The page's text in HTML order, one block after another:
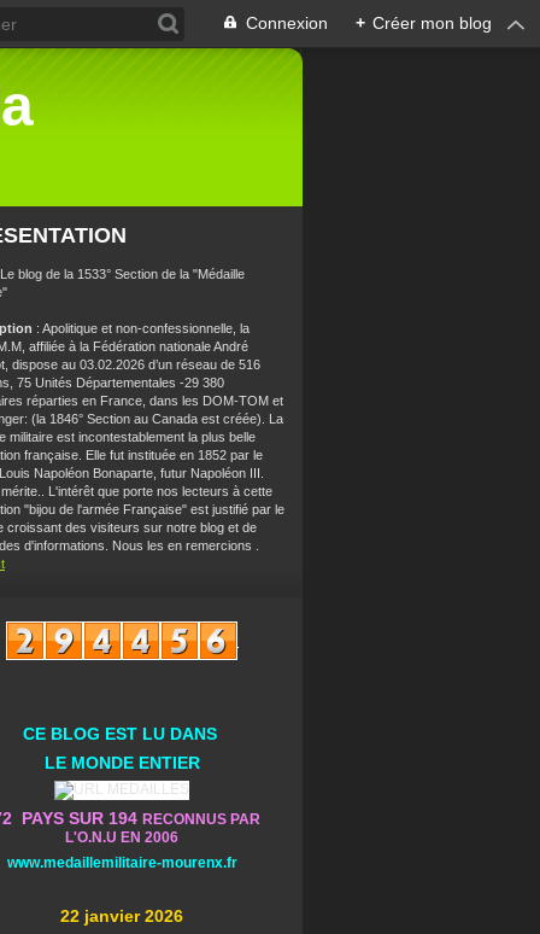
Connexion + Créer mon blog
blog de la 1533° Section de la "Médaille
: Apolitique et non-confessionnelle, la
affiliée à la Fédération nationale André
dispose au 03.02.2026 d’un réseau de 516
75 Unités Départementales -29 380
réparties en France, dans les DOM-TOM et
(la 1846° Section au Canada est créée). La
militaire est incontestablement la plus belle
française. Elle fut instituée en 1852 par le
Napoléon Bonaparte, futur Napoléon III.
mérite.. L'intérêt que porte nos lecteurs à cette
"bijou de l'armée Française" est justifié par le
croissant des visiteurs sur notre blog et de
d'informations. Nous les en remercions .
CE BLOG EST LU DANS
LE MONDE ENTIER
PAYS SUR 194 RECONNUS PAR
L'O.N.U EN 2006
www.medaillemilitaire-mourenx.fr
22 janvier 2026